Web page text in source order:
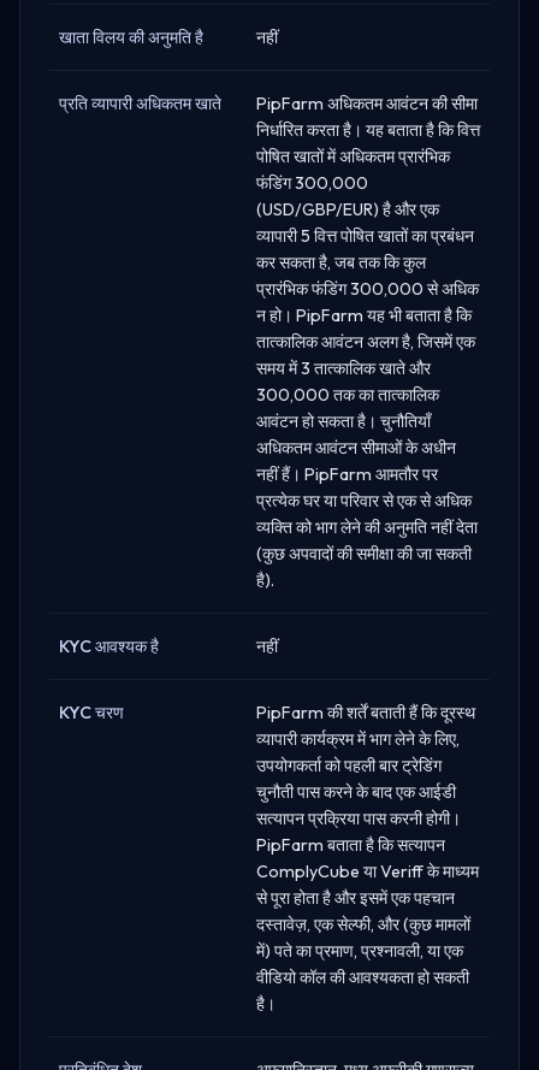
खाता विलय की अनुमति है नहीं
प्रति व्यापारी अधिकतम खाते
PipFarm अधिकतम आवंटन की सीमा
निर्धारित करता है। यह बताता है कि वित्त
पोषित खातों में अधिकतम प्रारंभिक
फंडिंग 300,000
(USD/GBP/EUR) है और एक
व्यापारी 5 वित्त पोषित खातों का प्रबंधन
कर सकता है, जब तक कि कुल
प्रारंभिक फंडिंग 300,000 से अधिक
न हो। PipFarm यह भी बताता है कि
तात्कालिक आवंटन अलग है, जिसमें एक
समय में 3 तात्कालिक खाते और
300,000 तक का तात्कालिक
आवंटन हो सकता है। चुनौतियाँ
अधिकतम आवंटन सीमाओं के अधीन
नहीं हैं। PipFarm आमतौर पर
प्रत्येक घर या परिवार से एक से अधिक
व्यक्ति को भाग लेने की अनुमति नहीं देता
(कुछ अपवादों की समीक्षा की जा सकती
है).
KYC आवश्यक है नहीं
KYC चरण
PipFarm की शर्तें बताती हैं कि दूरस्थ
व्यापारी कार्यक्रम में भाग लेने के लिए,
उपयोगकर्ता को पहली बार ट्रेडिंग
चुनौती पास करने के बाद एक आईडी
सत्यापन प्रक्रिया पास करनी होगी।
PipFarm बताता है कि सत्यापन
ComplyCube या Veriff के माध्यम
से पूरा होता है और इसमें एक पहचान
दस्तावेज़, एक सेल्फी, और (कुछ मामलों
में) पते का प्रमाण, प्रश्नावली, या एक
वीडियो कॉल की आवश्यकता हो सकती
है।